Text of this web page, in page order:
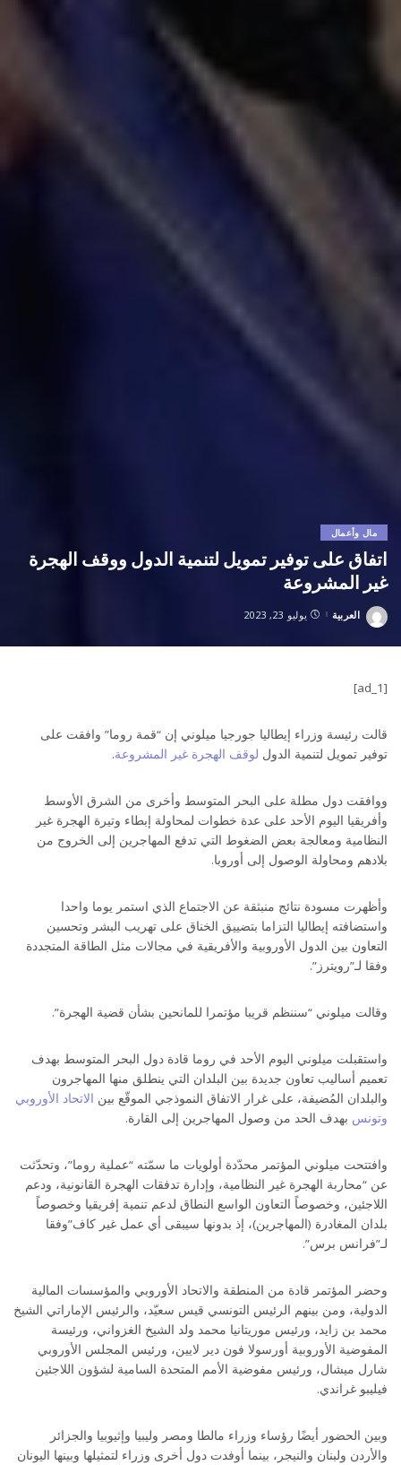
مال وأعمال
اتفاق على توفير تمويل لتنمية الدول ووقف الهجرة
غير المشروعة
Posted
العربية يوليو 23, 2023
[ad_1]
قالت رئيسة وزراء إيطاليا جورجيا ميلوني إن “قمة روما” وافقت على
توفير تمويل لتنمية الدول لوقف الهجرة غير المشروعة.
ووافقت دول مطلة على البحر المتوسط ​​وأخرى من الشرق الأوسط
وأفريقيا اليوم الأحد على عدة خطوات لمحاولة إبطاء وتيرة الهجرة غير
النظامية ومعالجة بعض الضغوط التي تدفع المهاجرين إلى الخروج من
بلادهم ومحاولة الوصول إلى أوروبا.
وأظهرت مسودة نتائج منبثقة عن الاجتماع الذي استمر يوما واحدا
واستضافته إيطاليا التزاما بتضييق الخناق على تهريب البشر وتحسين
التعاون بين الدول الأوروبية والأفريقية في مجالات مثل الطاقة المتجددة
وفقا لـ”رويترز”.
وقالت ميلوني “سننظم قريبا مؤتمرا للمانحين بشأن قضية الهجرة”.
واستقبلت ميلوني اليوم الأحد في روما قادة دول البحر المتوسط بهدف
تعميم أساليب تعاون جديدة بين البلدان التي ينطلق منها المهاجرون
والبلدان المُضيفة، على غرار الاتفاق النموذجي الموقّع بين الاتحاد الأوروبي
وتونس بهدف الحد من وصول المهاجرين إلى القارة.
وافتتحت ميلوني المؤتمر محدّدة أولويات ما سمّته “عملية روما”، وتحدّثت
عن “محاربة الهجرة غير النظامية، وإدارة تدفقات الهجرة القانونية، ودعم
اللاجئين، وخصوصاً التعاون الواسع النطاق لدعم تنمية إفريقيا وخصوصاً
بلدان المغادرة (المهاجرين)، إذ بدونها سيبقى أي عمل غير كاف”وفقا
لـ”فرانس برس”.
وحضر المؤتمر قادة من المنطقة والاتحاد الأوروبي والمؤسسات المالية
الدولية، ومن بينهم الرئيس التونسي قيس سعيّد، والرئيس الإماراتي الشيخ
محمد بن زايد، ورئيس موريتانيا محمد ولد الشيخ الغزواني، ورئيسة
المفوضية الأوروبية أورسولا فون دير لايين، ورئيس المجلس الأوروبي
شارل ميشال، ورئيس مفوضية الأمم المتحدة السامية لشؤون اللاجئين
فيليبو غراندي.
وبين الحضور أيضًا رؤساء وزراء مالطا ومصر وليبيا وإثيوبيا والجزائر
والأردن ولبنان والنيجر، بينما أوفدت دول أخرى وزراء لتمثيلها وبينها اليونان